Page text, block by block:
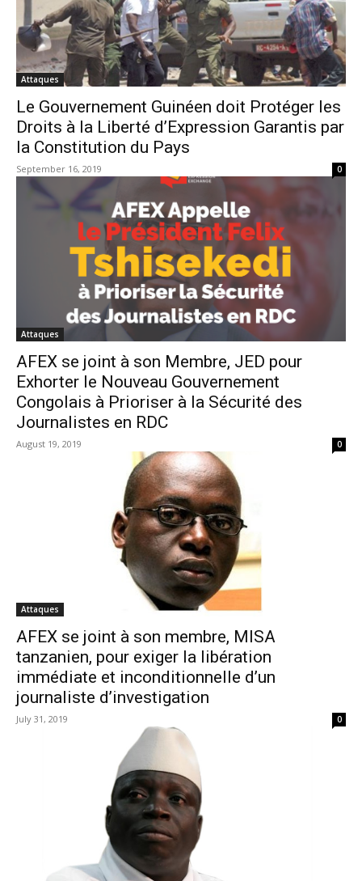
Attaques
Le Gouvernement Guinéen doit Protéger les
Droits à la Liberté d’Expression Garantis par
la Constitution du Pays
September 16, 2019 0
Attaques
AFEX se joint à son Membre, JED pour
Exhorter le Nouveau Gouvernement
Congolais à Prioriser à la Sécurité des
Journalistes en RDC
August 19, 2019 0
Attaques
AFEX se joint à son membre, MISA
tanzanien, pour exiger la libération
immédiate et inconditionnelle d’un
journaliste d’investigation
July 31, 2019 0